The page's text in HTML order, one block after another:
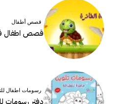
قصص أطفال
قصص اطفال
رسومات اطفال